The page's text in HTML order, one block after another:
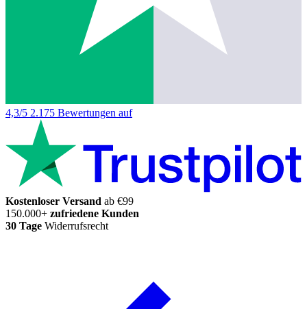
4,3/5 2.175 Bewertungen auf
Kostenloser Versand ab €99
150.000+ zufriedene Kunden
30 Tage Widerrufsrecht